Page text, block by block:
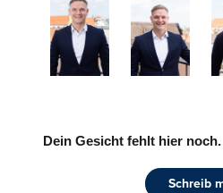
Dein Gesicht fehlt hier
Schreib